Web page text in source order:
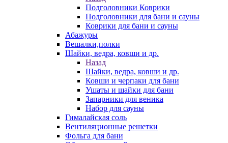
Подголовники Коврики
Подголовники для бани и сауны
Коврики для бани и сауны
Абажуры
Вешалки,полки
Шайки, ведра, ковши и др.
Назад
Шайки, ведра, ковши и др.
Ковши и черпаки для бани
Ушаты и шайки для бани
Запарники для веника
Набор для сауны
Гималайская соль
Вентиляционные решетки
Фольга для бани